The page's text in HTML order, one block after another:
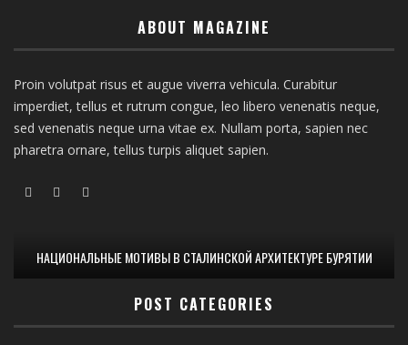
ABOUT MAGAZINE
Proin volutpat risus et augue viverra vehicula. Curabitur
imperdiet, tellus et rutrum congue, leo libero venenatis neque,
sed venenatis neque urna vitae ex. Nullam porta, sapien nec
pharetra ornare, tellus turpis aliquet sapien.
НАЦИОНАЛЬНЫЕ МОТИВЫ В СТАЛИНСКОЙ АРХИТЕКТУРЕ БУРЯТИИ
POST CATEGORIES